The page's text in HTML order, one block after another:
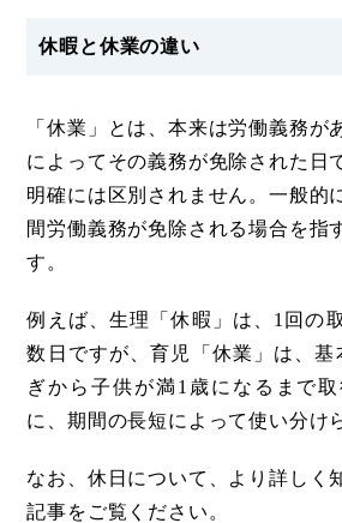
休暇と休業の違い
「休業」とは、本来は労働義務が
によってその義務が免除された日
明確には区別されません。一般的
間労働義務が免除される場合を指
す。
例えば、生理「休暇」は、1回の
数日ですが、育児「休業」は、基
ぎから子供が満1歳になるまで
に、期間の長短によって使い分け
なお、休日について、より詳しく
記事をご覧ください。